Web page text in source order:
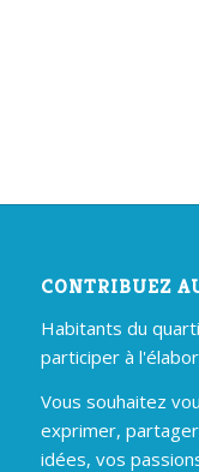
CONTRIBUEZ
Habitants du
participer à
Vous souhaitez
exprimer,
idées, vos